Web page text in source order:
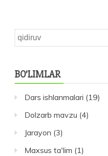
Qidirshish:
BO’LIMLAR
Dars ishlanmalari (19)
Dolzarb mavzu (4)
Jarayon (3)
Maxsus ta'lim (1)